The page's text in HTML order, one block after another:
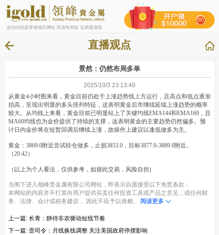
您访问的是香港地区网站 投资有风险 交易需谨慎
直播观点
景然：仍然布局多单
2025/10/3 23:13:40
从黄金4小时图来看，黄金目前仍处于上涨趋势线上方运行，且高点和低点逐渐
抬高，呈现出明显的多头排列特征，这表明黄金后市继续延续上涨趋势的概率
较大。从均线上来看，黄金目前已明显站上了关键均线EMA144和EMA169，且
MA60均线也为金价提供了持续的支撑，这表明黄金的主要趋势仍然偏多。预
计日内金价将在短暂回调后继续上涨，故操作上建议以逢低做多为主。
黄金：3869.0附近尝试轻仓做多，止损3853.0，目标3877.0-3889.0附近。
（20:42）
（以上为个人看法，仅供参考，如据此交易，风险自担)
当阁下进入领峰贵金属有限公司网站，即表示自愿接受以下免责条款：
本网站的内容并不打算向用户提供买卖任何投资工具或产品之意见，或任何财
务、法律、会计或税务建议， 因此不应予以倚赖。
阅读更多
上一篇: 长青：静待非农驱动短线节奏
下一篇: 歪司令：月线换线调整 关注美国政府停摆影响